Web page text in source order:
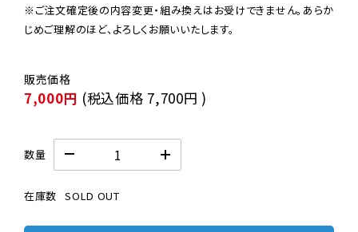
※ご注文確定後の内容変更・組み換えはお受けできません。あらか
じめご理解のほど、よろしくお願いいたします。
7,000円 (税込価格 7,700円 )
数量
在庫数 SOLD OUT